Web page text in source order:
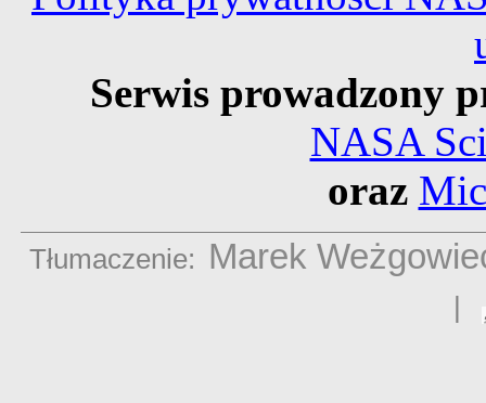
Serwis prowadzony
NASA
oraz
Tłumaczenie: Marek
|